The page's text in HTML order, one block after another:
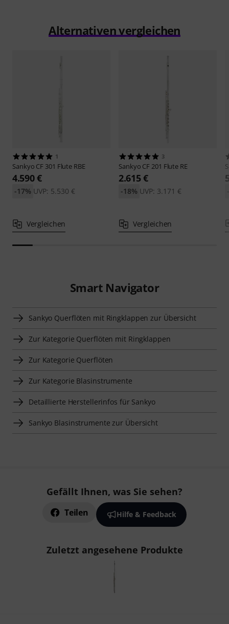
Alternativen vergleichen
1
Sankyo CF 301 Flute RBE
4.590 €
UVP: 5.530 €
-17%
Vergleichen
3
Sankyo CF 201 Flute RE
2.615 €
UVP: 3.171 €
-18%
Vergleichen
Smart Navigator
Sankyo Querflöten mit Ringklappen zur Übersicht
Zur Kategorie Querflöten mit Ringklappen
Zur Kategorie Querflöten
Zur Kategorie Blasinstrumente
Detaillierte Herstellerinfos für Sankyo
Sankyo Blasinstrumente zur Übersicht
Gefällt Ihnen, was Sie sehen?
Teilen Hilfe & Feedback
Zuletzt angesehene Produkte